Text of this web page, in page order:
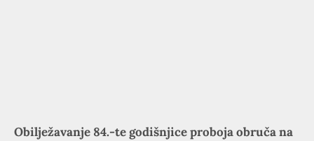
Obilježavanje 84.-te godišnjice proboja obruča na